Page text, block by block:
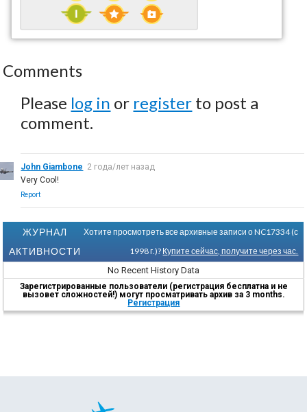
Comments
Please log in or register to post a
comment.
John Giambone 2 года/лет назад
Very Cool!
Report
ЖУРНАЛ
АКТИВНОСТИ
Хотите просмотреть все архивные записи о NC17334 (с
1998 г.)? Купите сейчас, получите через час.
No Recent History Data
Зарегистрированные пользователи (регистрация бесплатна и не
вызовет сложностей!) могут просматривать архив за 3 months.
Регистрация